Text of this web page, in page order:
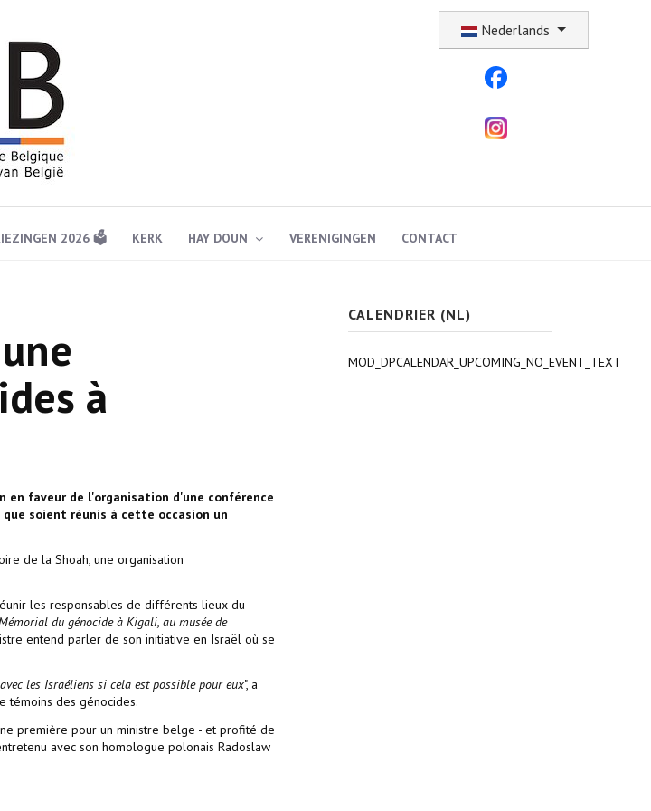
Nederlands
2026 🗳️ KERK HAY DOUN VERENIGINGEN CONTACT
à
en faveur de l'organisation d'une conférence
soient réunis à cette occasion un
de la Shoah, une organisation
les responsables de différents lieux du
du génocide à Kigali, au musée de
entend parler de son initiative en Israël où se
les Israéliens si cela est possible pour eux", a
témoins des génocides.
première pour un ministre belge - et profité de
avec son homologue polonais Radoslaw
CALENDRIER (NL)
MOD_DPCALENDAR_UPCOMING_NO_EVENT_TEXT